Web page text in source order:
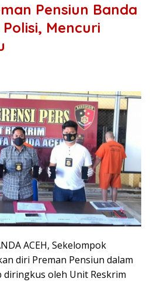
Pensiun Banda
Mencuri
ACEH, Sekelompok
diri Preman Pensiun dalam
oleh Unit Reskrim